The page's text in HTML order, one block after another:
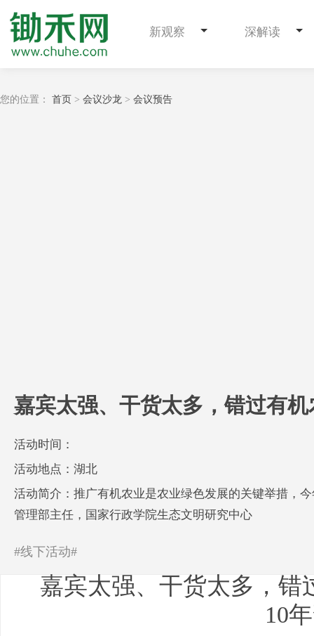
新观察 深解读
您的位置： 首页 > 会议沙龙 > 会议预告
嘉宾太强、干货太多，错过有
活动时间：
活动地点：湖北
活动简介：推广有机农业是农业绿色发展的关键举措，
管理部主任，国家行政学院生态文明研究中心
#线下活动#
嘉宾太强、干货太多，错
10